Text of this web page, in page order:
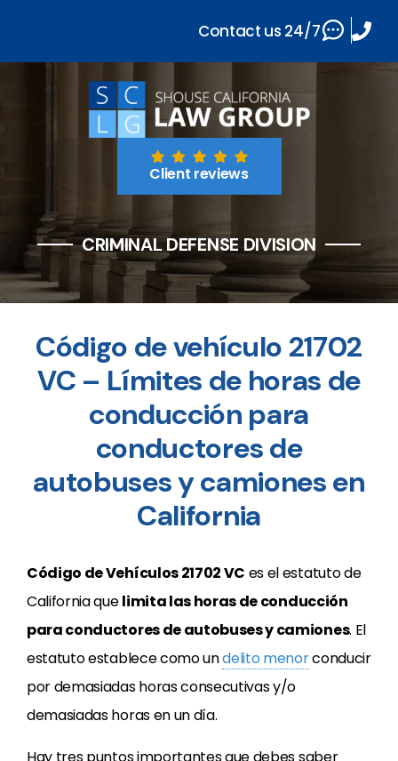
Client reviews
CRIMINAL DEFENSE DIVISION
Código de vehículo 21702
VC – Límites de horas de
conducción para
conductores de
autobuses y camiones en
California
Código de Vehículos 21702 VC es el estatuto de
California quelimita las horas de conducción
para conductores de autobuses y camiones. El
estatuto establece como undelito menorconducir
por demasiadas horas consecutivas y/o
demasiadas horas en un día.
Contact us 24/7